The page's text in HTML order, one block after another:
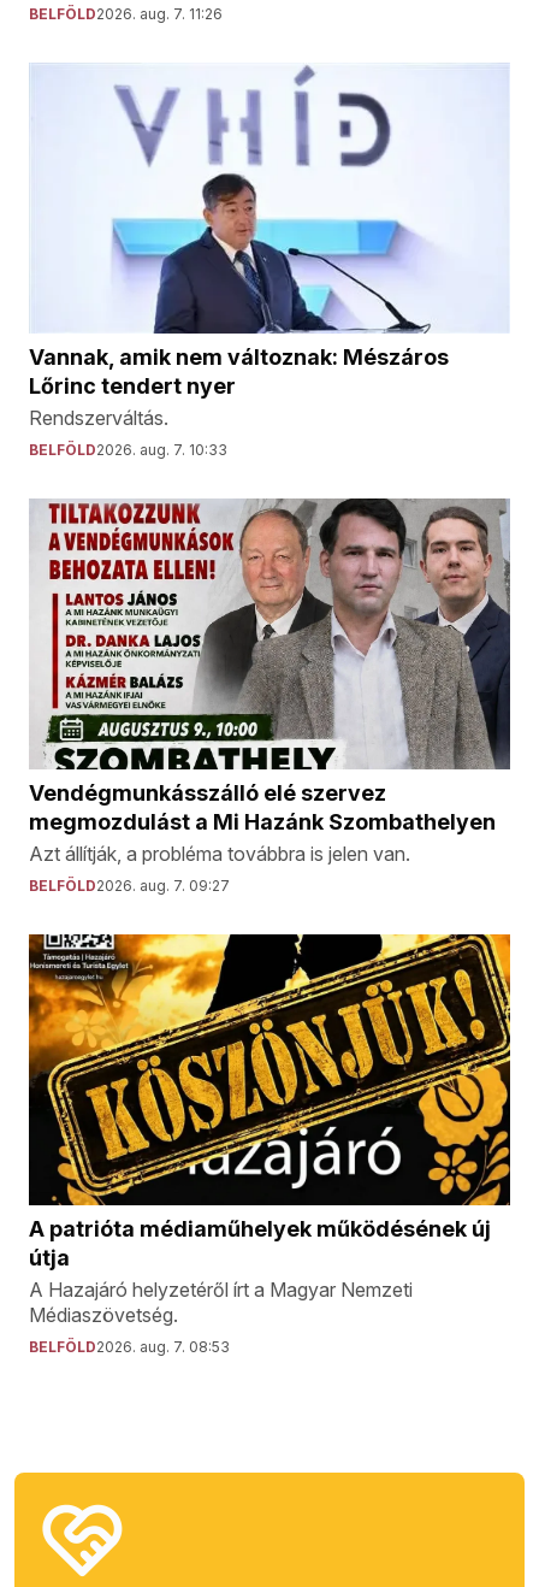
BELFÖLD2026. aug. 7. 11:26
Vannak, amik nem változnak: Mészáros
Lőrinc tendert nyer
Rendszerváltás.
BELFÖLD2026. aug. 7. 10:33
Vendégmunkásszálló elé szervez
megmozdulást a Mi Hazánk Szombathelyen
Azt állítják, a probléma továbbra is jelen van.
BELFÖLD2026. aug. 7. 09:27
A patrióta médiaműhelyek működésének új
útja
A Hazajáró helyzetéről írt a Magyar Nemzeti
Médiaszövetség.
BELFÖLD2026. aug. 7. 08:53